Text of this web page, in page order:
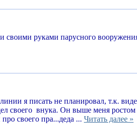
своими руками парусного
я писать не планировал, т.к.
своего внука. Он выше меня
своего пра...деда ... Читать далее »